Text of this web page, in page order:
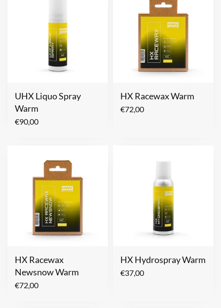
UHX Liquo Spray
Warm
€90,00
HX Racewax Warm
€72,00
HX Racewax
Newsnow Warm
€72,00
HX Hydrospray Warm
€37,00